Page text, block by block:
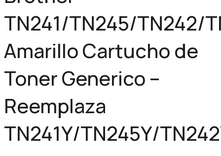
TN241/TN245/TN242/
Amarillo Cartucho de
Toner Generico –
Reemplaza
TN241Y/TN245Y/